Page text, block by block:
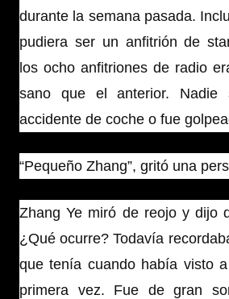
durante la semana pasada.
pudiera ser un anfitrión de
los ocho anfitriones de radio
sano que el anterior.
accidente de coche o fue
“Pequeño Zhang”, gritó una
Zhang Ye miró de reojo y dijo
¿Qué ocurre? Todavía
que tenía cuando había visto
primera vez. Fue de gran